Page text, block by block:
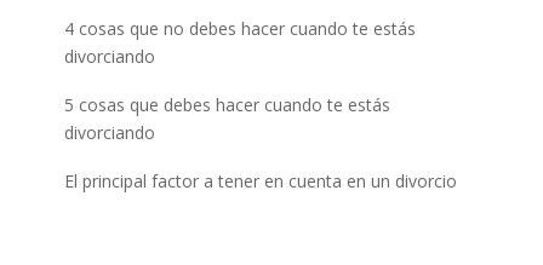
4 cosas que no debes hacer cuando te estás
divorciando
5 cosas que debes hacer cuando te estás
divorciando
El principal factor a tener en cuenta en un divorcio